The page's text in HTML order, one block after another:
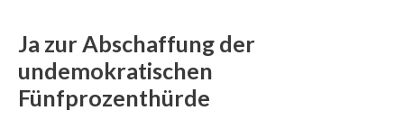
Ja zur Abschaffung der
undemokratischen
Fünfprozenthürde